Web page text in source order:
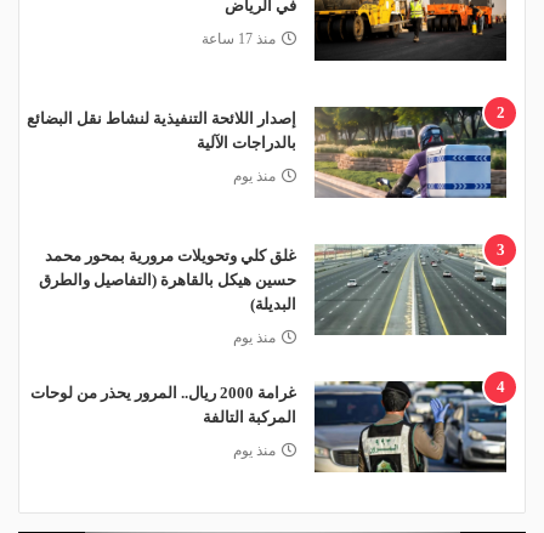
في الرياض
منذ 17 ساعة
2
إصدار اللائحة التنفيذية لنشاط نقل البضائع
بالدراجات الآلية
منذ يوم
3
غلق كلي وتحويلات مرورية بمحور محمد
حسين هيكل بالقاهرة (التفاصيل والطرق
البديلة)
منذ يوم
4
غرامة 2000 ريال.. المرور يحذر من لوحات
المركبة التالفة
منذ يوم